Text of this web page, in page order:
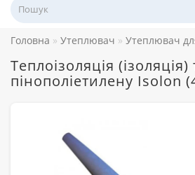
Головна Утеплювач Утеплювач
Теплоізоляція
пінополіетилену Isolon